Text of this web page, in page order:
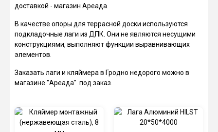
доставкой - магазин Ареада.
В качестве опоры для террасной доски используются
подкладочные лаги из ДПК. Они не являются несущими
конструкциями, выполняют функции выравнивающих
элементов.
Заказать лаги и кляймера в Гродно недорого можно в
магазине "Ареада" под заказ.